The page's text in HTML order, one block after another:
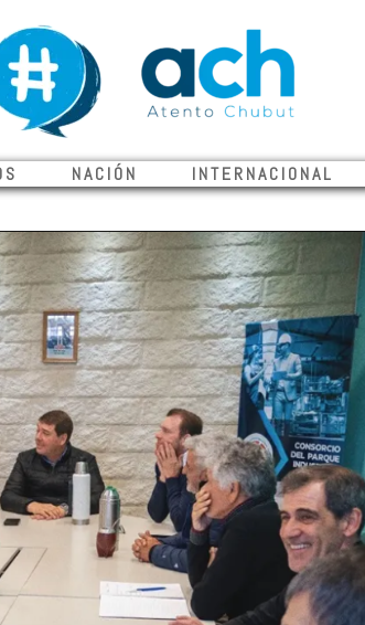
NACIÓN INTERNACIONAL